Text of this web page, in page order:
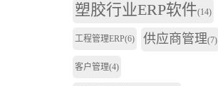
塑胶行业ERP软件(14)
工程管理ERP(6) 供应商管理(7)
客户管理(4)